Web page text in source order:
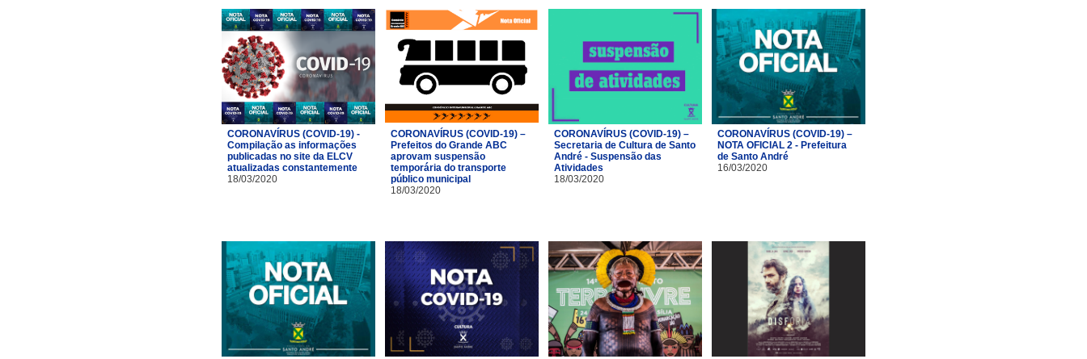
CORONAVÍRUS (COVID-19) -
Compilação as informações
publicadas no site da ELCV
atualizadas constantemente
18/03/2020
CORONAVÍRUS (COVID-19) –
Prefeitos do Grande ABC
aprovam suspensão
temporária do transporte
público municipal
18/03/2020
CORONAVÍRUS (COVID-19) –
Secretaria de Cultura de Santo
André - Suspensão das
Atividades
18/03/2020
CORONAVÍRUS (COVID-19) –
NOTA OFICIAL 2 - Prefeitura
de Santo André
16/03/2020